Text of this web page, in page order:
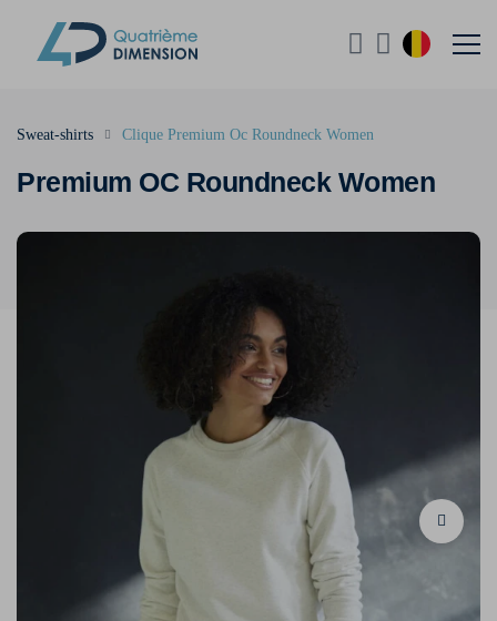
Premium OC Roundneck Women
Sweat-shirts Clique Premium Oc Roundneck Women